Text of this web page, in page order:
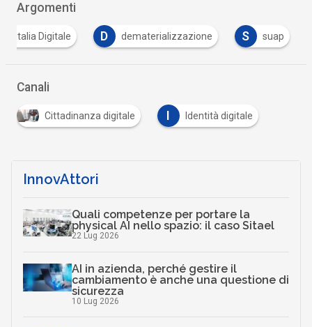
Argomenti
l'Italia Digitale D dematerializzazione S suap
Canali
Cittadinanza digitale Identità digitale
InnovAttori
Quali competenze per portare la
physical AI nello spazio: il caso Sitael
22 Lug 2026
AI in azienda, perché gestire il
cambiamento è anche una questione di
sicurezza
10 Lug 2026